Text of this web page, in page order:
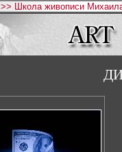
>> Школа живописи